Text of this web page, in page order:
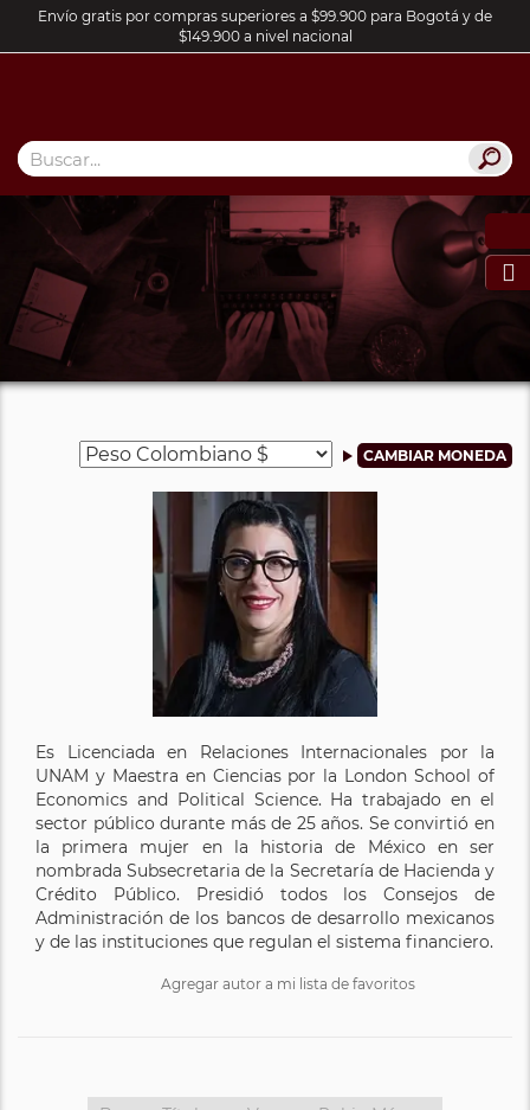
Envío gratis por compras superiores a $99.900 para Bogotá y de
$149.900 a nivel nacional

Es Licenciada en Relaciones Internacionales por la
UNAM y Maestra en Ciencias por la London School of
Economics and Political Science. Ha trabajado en el
sector público durante más de 25 años. Se convirtió en
la primera mujer en la historia de México en ser
nombrada Subsecretaria de la Secretaría de Hacienda y
Crédito Público. Presidió todos los Consejos de
Administración de los bancos de desarrollo mexicanos
y de las instituciones que regulan el sistema financiero.
Agregar autor a mi lista de favoritos